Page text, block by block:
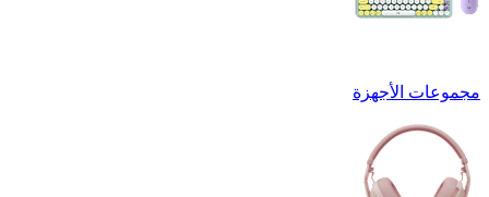
مجموعات الأجهزة